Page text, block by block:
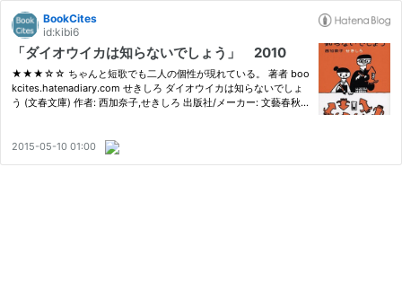
BookCites
id:kibi6
「ダイオウイカは知らないでしょう」 2010
★★★☆☆ ちゃんと短歌でも二人の個性が現れている。 著者 boo
kcites.hatenadiary.com せきしろ ダイオウイカは知らないでしょ
う (文春文庫) 作者: 西加奈子,せきしろ 出版社/メーカー: 文藝春秋
2015-05-10 01:00